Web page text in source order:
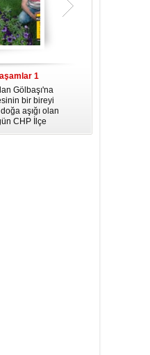
1
Gölbaşı'na
bir bireyi
aşığı olan
CHP İlçe
yaşam
Teşrik tekbiri nedir?